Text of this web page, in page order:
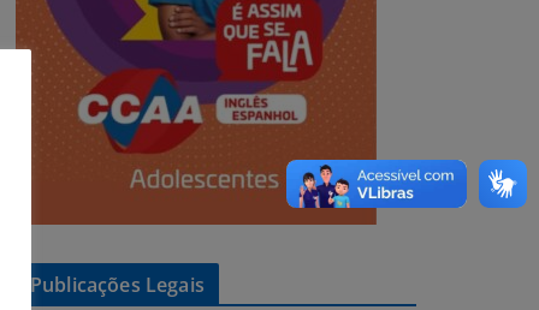
Publicações Legais